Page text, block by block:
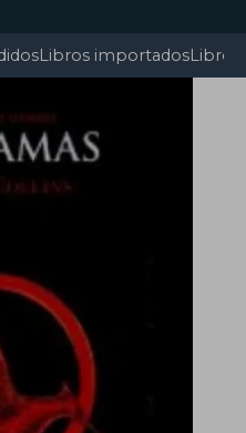
Libros importadosLibros